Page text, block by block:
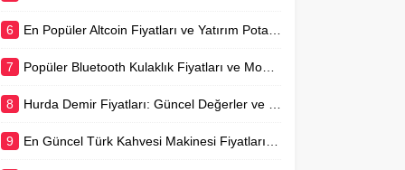
6 En Popüler Altcoin Fiyatları ve Yatırım Potansiyeli
7 Popüler Bluetooth Kulaklık Fiyatları ve Model Karşılaştırmaları
8 Hurda Demir Fiyatları: Güncel Değerler ve Piyasa Analizi
9 En Güncel Türk Kahvesi Makinesi Fiyatları ve Rehberi